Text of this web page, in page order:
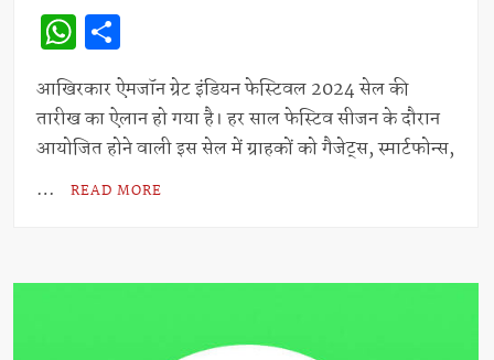
W
h
at
s
A
p
h
ar
e
आखिरकार ऐमजॉन ग्रेट इंडियन फेस्टिवल 2024 सेल की
तारीख का ऐलान हो गया है। हर साल फेस्टिव सीजन के दौरान
आयोजित होने वाली इस सेल में ग्राहकों को गैजेट्स, स्मार्टफोन्स,
…
READ MORE